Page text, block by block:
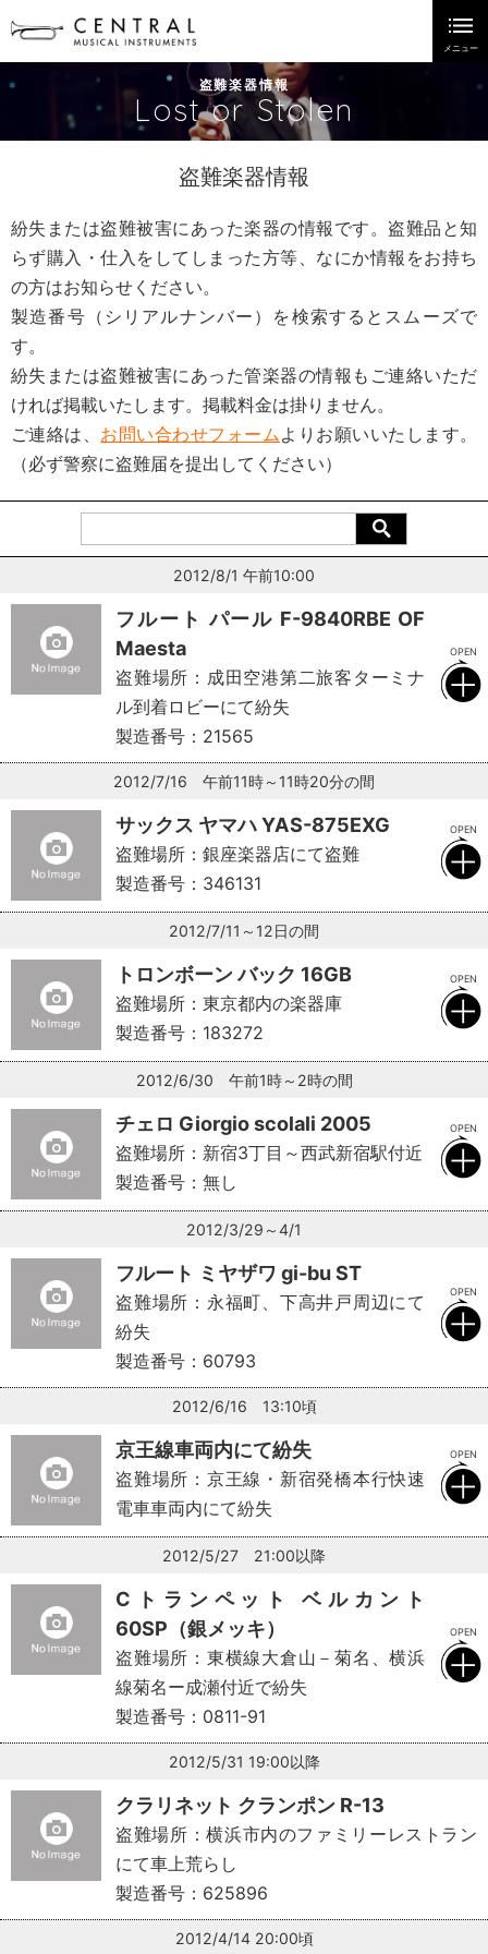
盗難楽器情報
Lost or Stolen
盗難楽器情報
紛失または盗難被害にあった楽器の情報です。盗難品と知
らず購入・仕入をしてしまった方等、なにか情報をお持ち
の方はお知らせください。
製造番号（シリアルナンバー）を検索するとスムーズで
す。
紛失または盗難被害にあった管楽器の情報もご連絡いただ
ければ掲載いたします。掲載料金は掛りません。
ご連絡は、 お問い合わせフォームよりお願いいたします。
（必ず警察に盗難届を提出してください）
2012/8/1 午前10:00
フルート パール F-9840RBE OF
Maesta
盗難場所：成田空港第二旅客ターミナ
ル到着ロビーにて紛失
製造番号：21565
2012/7/16 午前11時～11時20分の間
サックス ヤマハ YAS-875EXG
盗難場所：銀座楽器店にて盗難
製造番号：346131
2012/7/11～12日の間
トロンボーン バック 16GB
盗難場所：東京都内の楽器庫
製造番号：183272
2012/6/30 午前1時～2時の間
チェロ Giorgio scolali 2005
盗難場所：新宿3丁目～西武新宿駅付近
製造番号：無し
2012/3/29～4/1
フルート ミヤザワ gi-bu ST
盗難場所：永福町、下高井戸周辺にて
紛失
製造番号：60793
2012/6/16 13:10頃
京王線車両内にて紛失
盗難場所：京王線・新宿発橋本行快速
電車車両内にて紛失
2012/5/27 21:00以降
Cトランペット ベルカント
60SP（銀メッキ）
盗難場所：東横線大倉山－菊名、横浜
線菊名ー成瀬付近で紛失
製造番号：0811-91
2012/5/31 19:00以降
クラリネット クランポン R-13
盗難場所：横浜市内のファミリーレストラン
にて車上荒らし
製造番号：625896
2012/4/14 20:00頃